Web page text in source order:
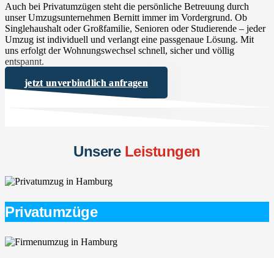
Auch bei Privatumzügen steht die persönliche Betreuung durch
unser Umzugsunternehmen Bernitt immer im Vordergrund. Ob
Singlehaushalt oder Großfamilie, Senioren oder Studierende – jeder
Umzug ist individuell und verlangt eine passgenaue Lösung. Mit
uns erfolgt der Wohnungswechsel schnell, sicher und völlig
entspannt.
jetzt unverbindlich anfragen
UnsereLeistungen
Privatumzüge